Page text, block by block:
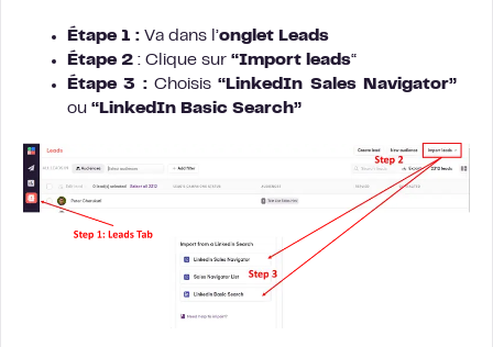
Étape 1 : Va dans l’onglet Leads
Étape 2 : Clique sur “Import leads“
Étape 3 :Choisis“LinkedIn Sales Navigator”
ou “LinkedIn Basic Search”